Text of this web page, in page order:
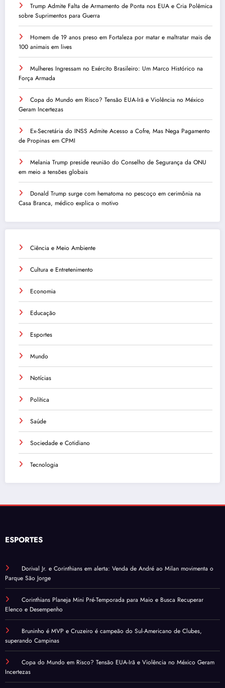
Trump Admite Falta de Armamento de Ponta nos EUA e Cria Polêmica
sobre Suprimentos para Guerra
Homem de 19 anos preso em Fortaleza por matar e maltratar mais de
100 animais em lives
Mulheres Ingressam no Exército Brasileiro: Um Marco Histórico na
Força Armada
Copa do Mundo em Risco? Tensão EUA-Irã e Violência no México
Geram Incertezas
Ex-Secretária do INSS Admite Acesso a Cofre, Mas Nega Pagamento
de Propinas em CPMI
Melania Trump preside reunião do Conselho de Segurança da ONU
em meio a tensões globais
Donald Trump surge com hematoma no pescoço em cerimônia na
Casa Branca, médico explica o motivo
Ciência e Meio Ambiente
Cultura e Entretenimento
Economia
Educação
Esportes
Mundo
Notícias
Política
Saúde
Sociedade e Cotidiano
Tecnologia
ESPORTES
Dorival Jr. e Corinthians em alerta: Venda de André ao Milan movimenta o
Parque São Jorge
Corinthians Planeja Mini Pré-Temporada para Maio e Busca Recuperar
Elenco e Desempenho
Bruninho é MVP e Cruzeiro é campeão do Sul-Americano de Clubes,
superando Campinas
Copa do Mundo em Risco? Tensão EUA-Irã e Violência no México Geram
Incertezas